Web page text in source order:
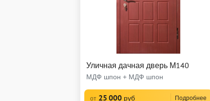
Уличная дачная дверь М140
МДФ шпон + МДФ шпон
от 25 000 руб Подробнее